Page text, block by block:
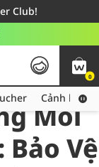
Club!
249,000Đ
TP. Hồ Chí Minh
0
Cảnh báo
Môi
Vệ